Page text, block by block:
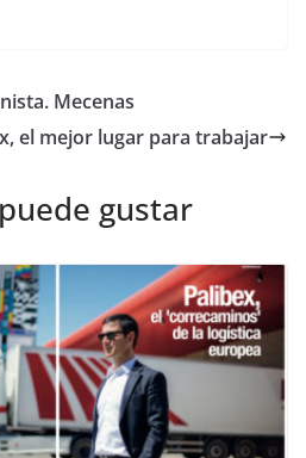
Mecenas
el mejor lugar para trabajar
gustar